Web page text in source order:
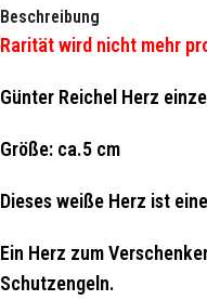
Beschreibung
Rarität wird nicht mehr
Günter Reichel Herz
Größe: ca.5 cm
Dieses weiße Herz ist
Ein Herz zum
Schutzengeln.